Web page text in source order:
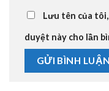
Lưu tên của
duyệt này cho lần